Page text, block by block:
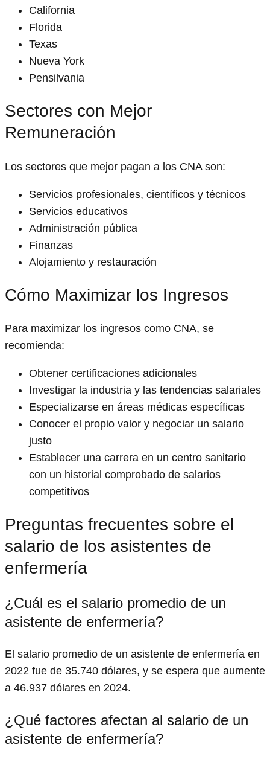
California
Florida
Texas
Nueva York
Pensilvania
Sectores con Mejor
Remuneración
Los sectores que mejor pagan a los CNA son:
Servicios profesionales, científicos y técnicos
Servicios educativos
Administración pública
Finanzas
Alojamiento y restauración
Cómo Maximizar los Ingresos
Para maximizar los ingresos como CNA, se
recomienda:
Obtener certificaciones adicionales
Investigar la industria y las tendencias salariales
Especializarse en áreas médicas específicas
Conocer el propio valor y negociar un salario
justo
Establecer una carrera en un centro sanitario
con un historial comprobado de salarios
competitivos
Preguntas frecuentes sobre el
salario de los asistentes de
enfermería
¿Cuál es el salario promedio de un
asistente de enfermería?
El salario promedio de un asistente de enfermería en
2022 fue de 35.740 dólares, y se espera que aumente
a 46.937 dólares en 2024.
¿Qué factores afectan al salario de un
asistente de enfermería?